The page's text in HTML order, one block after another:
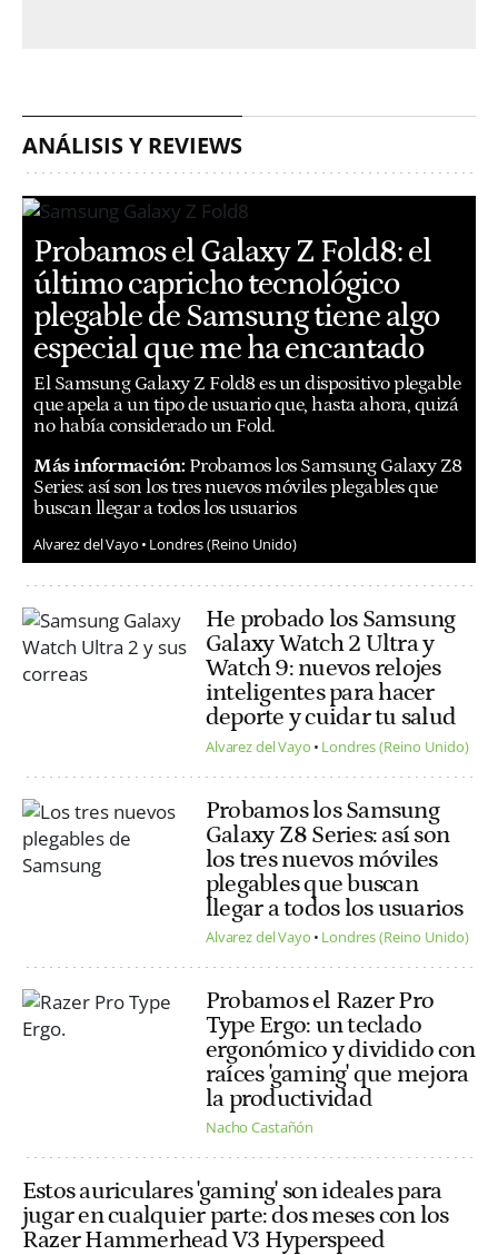
ANÁLISIS Y REVIEWS
Probamos el Galaxy Z Fold8: el
último capricho tecnológico
plegable de Samsung tiene algo
especial que me ha encantado
El Samsung Galaxy Z Fold8 es un dispositivo plegable
que apela a un tipo de usuario que, hasta ahora, quizá
no había considerado un Fold.
Más información: Probamos los Samsung Galaxy Z8
Series: así son los tres nuevos móviles plegables que
buscan llegar a todos los usuarios
Alvarez del Vayo Londres (Reino Unido)
He probado los Samsung
Galaxy Watch 2 Ultra y
Watch 9: nuevos relojes
inteligentes para hacer
deporte y cuidar tu salud
Alvarez del Vayo Londres (Reino Unido)
Probamos los Samsung
Galaxy Z8 Series: así son
los tres nuevos móviles
plegables que buscan
llegar a todos los usuarios
Alvarez del Vayo Londres (Reino Unido)
Probamos el Razer Pro
Type Ergo: un teclado
ergonómico y dividido con
raíces 'gaming' que mejora
la productividad
Nacho Castañón
Estos auriculares 'gaming' son ideales para
jugar en cualquier parte: dos meses con los
Razer Hammerhead V3 Hyperspeed